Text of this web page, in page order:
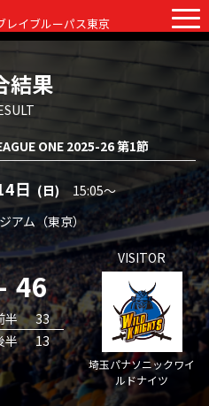
レイブルーパス東京
ファンクラブ
東京概要
Facebook Youtube
結果
ONE 2025-26 第1節
日 (日)
15:05〜
アム（東京）
46
半
33
半 13
VISITOR
埼玉パナソニックワイ
ルドナイツ